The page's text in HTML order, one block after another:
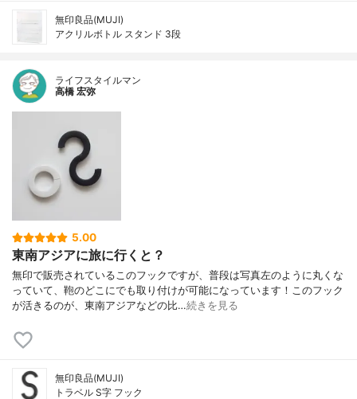
無印良品(MUJI)
アクリルボトル スタンド 3段
ライフスタイルマン
高橋 宏弥
5.00
東南アジアに旅に行くと？
無印で販売されているこのフックですが、普段は写真左のように丸くな
っていて、鞄のどこにでも取り付けが可能になっています！このフック
が活きるのが、東南アジアなどの比…続きを見る
無印良品(MUJI)
トラベル S字 フック